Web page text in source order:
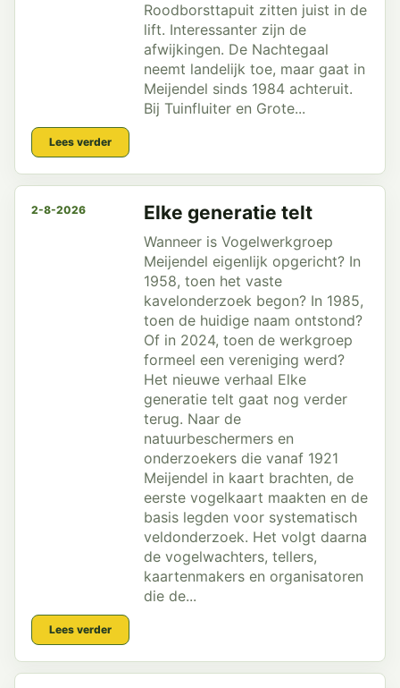
Roodborsttapuit zitten juist in de
lift. Interessanter zijn de
afwijkingen. De Nachtegaal
neemt landelijk toe, maar gaat in
Meijendel sinds 1984 achteruit.
Bij Tuinfluiter en Grote...
Lees verder
2-8-2026 Elke generatie telt
Wanneer is Vogelwerkgroep
Meijendel eigenlijk opgericht? In
1958, toen het vaste
kavelonderzoek begon? In 1985,
toen de huidige naam ontstond?
Of in 2024, toen de werkgroep
formeel een vereniging werd?
Het nieuwe verhaal Elke
generatie telt gaat nog verder
terug. Naar de
natuurbeschermers en
onderzoekers die vanaf 1921
Meijendel in kaart brachten, de
eerste vogelkaart maakten en de
basis legden voor systematisch
veldonderzoek. Het volgt daarna
de vogelwachters, tellers,
kaartenmakers en organisatoren
die de...
Lees verder